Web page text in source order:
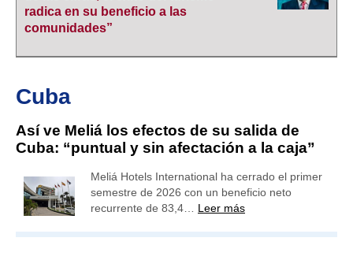
radica en su beneficio a las
comunidades”
Cuba
Así ve Meliá los efectos de su salida de
Cuba: “puntual y sin afectación a la caja”
Meliá Hotels International ha cerrado el primer
semestre de 2026 con un beneficio neto
recurrente de 83,4… Leer más